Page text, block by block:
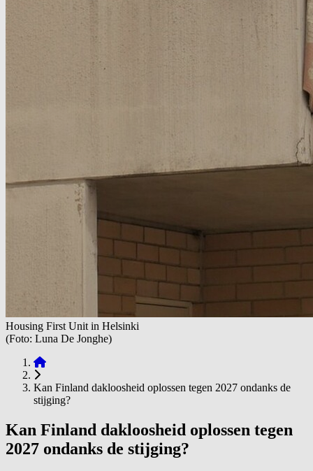
Housing First Unit in Helsinki
(Foto: Luna De Jonghe)
Kan Finland dakloosheid oplossen tegen 2027 ondanks de
stijging?
Kan Finland dakloosheid oplossen tegen
2027 ondanks de stijging?